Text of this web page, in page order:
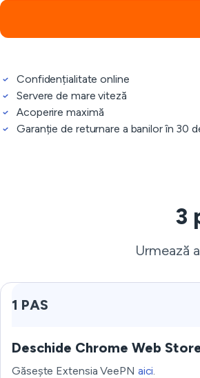
Confidențialitate online
Servere de mare viteză
Acoperire maximă
Garanție de returnare a banilor în 30
3
Urmează
1 PAS
Deschide Chrome Web
Găsește Extensia VeePN aici.